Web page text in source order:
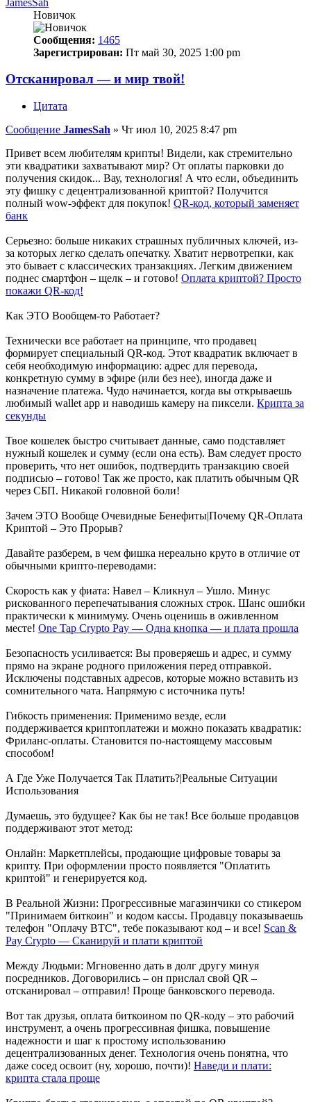
Новичок
Сообщения: 1465
Зарегистрирован: Пт май 30, 2025 1:00 pm
Отсканировал — и мир твой!
Цитата
Сообщение JamesSah » Чт июл 10, 2025 8:47 pm
Привет всем любителям крипты! Видели, как стремительно
эти квадратики захватывают мир? От оплаты парковки до
получения скидок... Вау, технология! А что если, объединить
эту фишку с децентрализованной криптой? Получится
полный wow-эффект для покупок! QR-код, который заменяет
банк
Серьезно: больше никаких страшных публичных ключей, из-
за которых легко сделать опечатку. Хватит нервотрепки, как
это бывает с классических транзакциях. Легким движением
поднес смартфон – щелк – и готово! Оплата криптой? Просто
покажи QR-код!
Как ЭТО Вообщем-то Работает?
Технически все работает на принципе, что продавец
формирует специальный QR-код. Этот квадратик включает в
себя необходимую информацию: адрес для перевода,
конкретную сумму в эфире (или без нее), иногда даже и
назначение платежа. Чудо начинается, когда вы открываешь
любимый wallet app и наводишь камеру на пиксели. Крипта за
секунды
Твое кошелек быстро считывает данные, само подставляет
нужный кошелек и сумму (если она есть). Вам следует просто
проверить, что нет ошибок, подтвердить транзакцию своей
подписью – готово! Так же просто, как платить обычным QR
через СБП. Никакой головной боли!
Зачем ЭТО Вообще Очевидные Бенефиты|Почему QR-Оплата
Криптой – Это Прорыв?
Давайте разберем, в чем фишка нереально круто в отличие от
обычными крипто-переводами:
Скорость как у фиата: Навел – Кликнул – Ушло. Минус
рискованного перепечатывания сложных строк. Шанс ошибки
практически к минимуму. Очень оценишь в оживленном
месте! One Tap Crypto Pay — Одна кнопка — и плата прошла
Безопасность усиливается: Вы проверяешь и адрес, и сумму
прямо на экране родного приложения перед отправкой.
Исключены подставных адресов, которые можно вставить из
сомнительного чата. Напрямую с источника путь!
Гибкость применения: Применимо везде, если
поддерживается криптоплатежи и можно показать квадратик:
Фриланс-оплаты. Становится по-настоящему массовым
способом!
А Где Уже Получается Так Платить?|Реальные Ситуации
Использования
Думаешь, это будущее? Как бы не так! Все больше продавцов
поддерживают этот метод:
Онлайн: Маркетплейсы, продающие цифровые товары за
крипту. При оформлении просто появляется "Оплатить
криптой" и генерируется код.
В Реальной Жизни: Прогрессивные магазинчики со стикером
"Принимаем биткоин" и кодом кассы. Продавцу показываешь
телефон "Оплачу BTC", тебе показывают код – и все! Scan &
Pay Crypto — Сканируй и плати криптой
Между Людьми: Мгновенно дать в долг другу минуя
посредников. Договорились – он прислал свой QR –
отсканировал – отправил! Проще банковского перевода.
Вот так друзья, оплата биткоином по QR-коду – это рабочий
инструмент, а очень прогрессивная фишка, повышение
надежности и шаг к простому использованию
децентрализованных денег. Технология очень понятна, что
даже сосед освоит (ну, хорошо, почти)! Наведи и плати:
крипта стала проще